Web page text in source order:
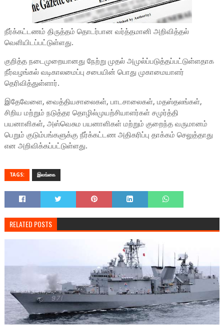
நீர்க்கட்டணம் திருத்தம் தொடர்பான வர்த்தமானி அறிவித்தல்
வெளியிடப்பட்டுள்ளது.
குறித்த நடைமுறையானது நேற்று முதல் அமுல்ப்படுத்தப்பட்டுள்ளதாக
நீர்வழங்கல் வடிகாலமைப்பு சபையின் பொது முகாமையாளர்
தெரிவித்துள்ளார்.
இதேவேளை, வைத்தியசாலைகள், பாடசாலைகள், மதஸ்தலங்கள்,
சிறிய மற்றும் நடுத்தர தொழில்முயற்சியாளர்கள் சமுர்த்தி
பயனாளிகள், அஸ்வெசும பயனாளிகள் மற்றும் குறைந்த வருமானம்
பெறும் குடும்பங்களுக்கு நீர்க்கட்டண அதிகரிப்பு தாக்கம் செலுத்தாது
என அறிவிக்கப்பட்டுள்ளது.
TAGS: இலங்கை
RELATED POSTS